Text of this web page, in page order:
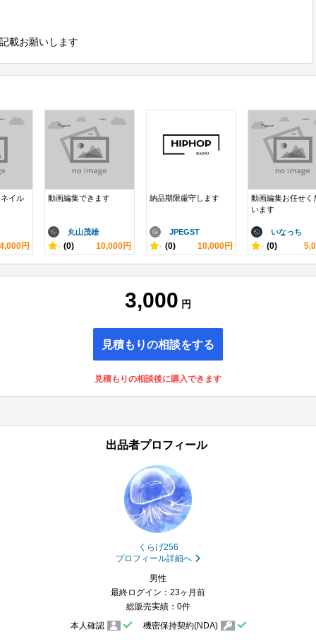
載お願いします
イル
4,000円
動画編集できます
丸山茂雄
- (0) 10,000円
納品期限厳守します
JPEGST
- (0) 10,000円
動画編集お任せく
います
いなっち
- (0)
3,000 円
見積もりの相談をする
見積もりの相談後に購入できます
出品者プロフィール
くらげ256
プロフィール詳細へ
男性
最終ログイン：23ヶ月前
総販売実績：0件
本人確認
機密保持契約(NDA)